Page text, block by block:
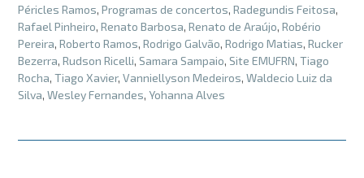
Péricles Ramos, Programas de concertos, Radegundis Feitosa,
Rafael Pinheiro, Renato Barbosa, Renato de Araújo, Robério
Pereira, Roberto Ramos, Rodrigo Galvão, Rodrigo Matias, Rucker
Bezerra, Rudson Ricelli, Samara Sampaio, Site EMUFRN, Tiago
Rocha, Tiago Xavier, Vanniellyson Medeiros, Waldecio Luiz da
Silva, Wesley Fernandes, Yohanna Alves